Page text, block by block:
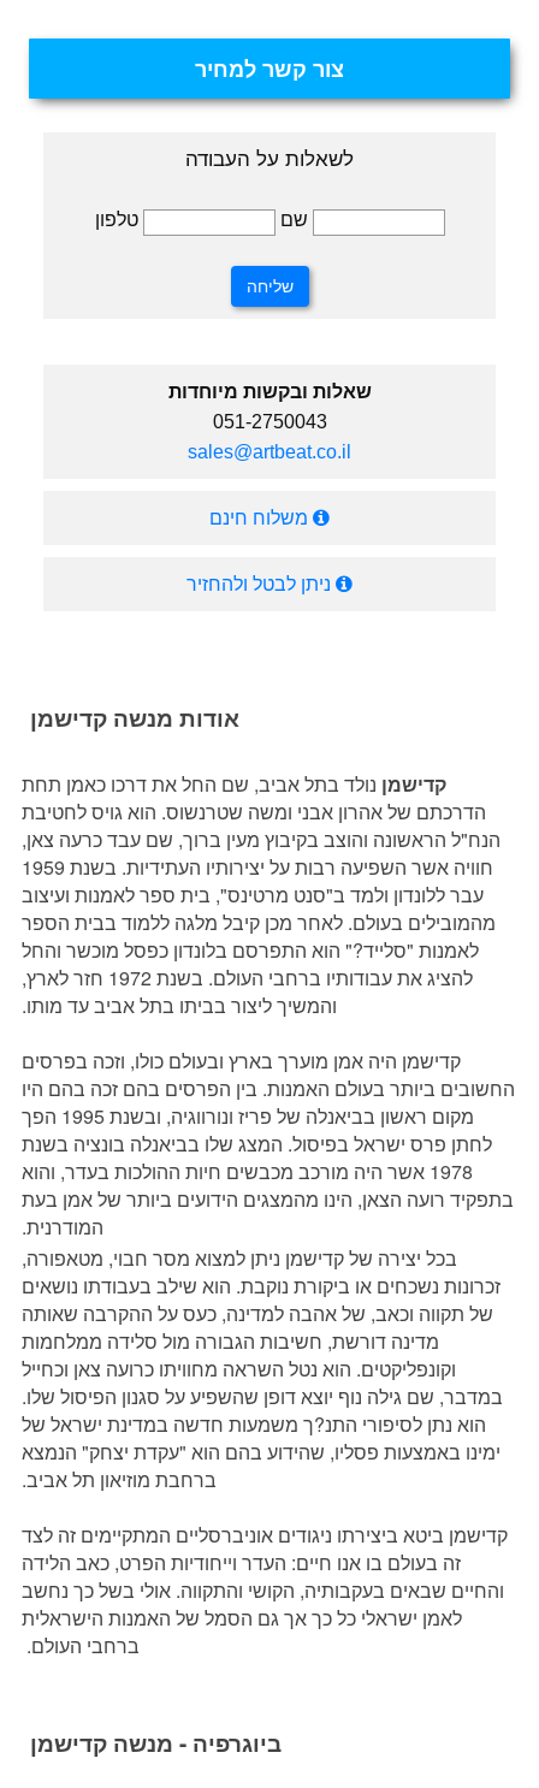
צור קשר למחיר
לשאלות על העבודה
שם
שאלות ובקשות מיוחדות
051-2750043
sales@artbeat.co.il
אודות מנשה קדישמן
קדישמן נולד בתל אביב, שם החל את דרכו כאמן תחת
הדרכתם של אהרון אבני ומשה שטרנשוס. הוא גויס לחטיבת
הנח"ל הראשונה והוצב בקיבוץ מעין ברוך, שם עבד כרעה צאן,
חוויה אשר השפיעה רבות על יצירותיו העתידיות. בשנת 1959
עבר ללונדון ולמד ב"סנט מרטינס", בית ספר לאמנות ועיצוב
מהמובילים בעולם. לאחר מכן קיבל מלגה ללמוד בבית הספר
לאמנות "סלייד?" הוא התפרסם בלונדון כפסל מוכשר והחל
להציג את עבודותיו ברחבי העולם. בשנת 1972 חזר לארץ,
והמשיך ליצור בביתו בתל אביב עד מותו.
קדישמן היה אמן מוערך בארץ ובעולם כולו, וזכה בפרסים
החשובים ביותר בעולם האמנות. בין הפרסים בהם זכה בהם היו
מקום ראשון בביאנלה של פריז ונורווגיה, ובשנת 1995 הפך
לחתן פרס ישראל בפיסול. המצג שלו בביאנלה בונציה בשנת
1978 אשר היה מורכב מכבשים חיות ההולכות בעדר, והוא
בתפקיד רועה הצאן, הינו מהמצגים הידועים ביותר של אמן בעת
המודרנית.
בכל יצירה של קדישמן ניתן למצוא מסר חבוי, מטאפורה,
זכרונות נשכחים או ביקורת נוקבת. הוא שילב בעבודתו נושאים
של תקווה וכאב, של אהבה למדינה, כעס על ההקרבה שאותה
מדינה דורשת, חשיבות הגבורה מול סלידה ממלחמות
וקונפליקטים. הוא נטל השראה מחוויתו כרועה צאן וכחייל
במדבר, שם גילה נוף יוצא דופן שהשפיע על סגנון הפיסול שלו.
הוא נתן לסיפורי התנ?ך משמעות חדשה במדינת ישראל של
ימינו באמצעות פסליו, שהידוע בהם הוא "עקדת יצחק" הנמצא
ברחבת מוזיאון תל אביב.
קדישמן ביטא ביצירתו ניגודים אוניברסליים המתקיימים זה לצד
זה בעולם בו אנו חיים: העדר וייחודיות הפרט, כאב הלידה
והחיים שבאים בעקבותיה, הקושי והתקווה. אולי בשל כך נחשב
לאמן ישראלי כל כך אך גם הסמל של האמנות הישראלית
ברחבי העולם.
ביוגרפיה - מנשה קדישמן